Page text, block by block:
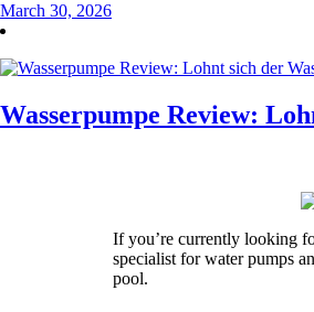
March 30, 2026
Wasserpumpe Review:
If you’re currently looking
specialist for water pumps
pool.